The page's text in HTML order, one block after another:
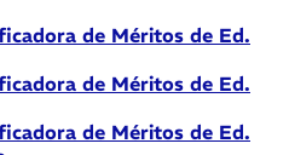
de Méritos de Ed.
de Méritos de Ed.
de Méritos de Ed.